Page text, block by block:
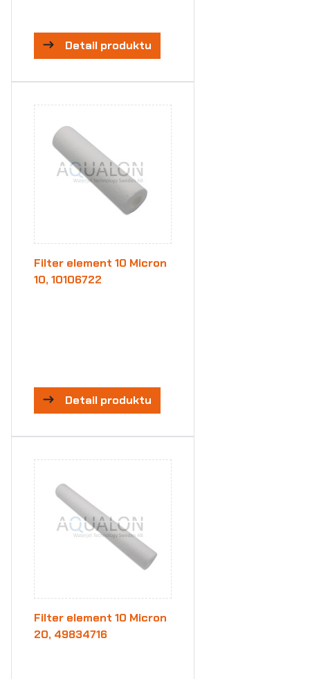
Detail produktu
Filter element 10 Micron
10, 10106722
Detail produktu
Filter element 10 Micron
20, 49834716